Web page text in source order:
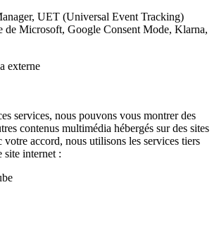
UET (Universal Event Tracking)
de Microsoft, Google Consent Mode, Klarna,
externe
services, nous pouvons vous montrer des
contenus multimédia hébergés sur des sites
votre accord, nous utilisons les services tiers
site internet :